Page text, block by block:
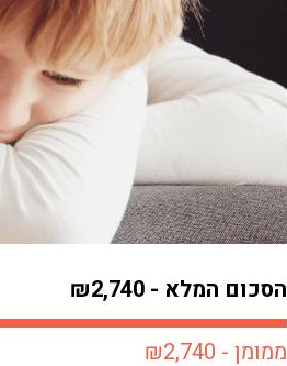
הסכום המלא - ₪2,740
ממומן - ₪2,740